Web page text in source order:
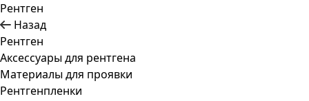
Рентген
Назад
Рентген
Аксессуары для рентгена
Материалы для проявки
Рентгенпленки